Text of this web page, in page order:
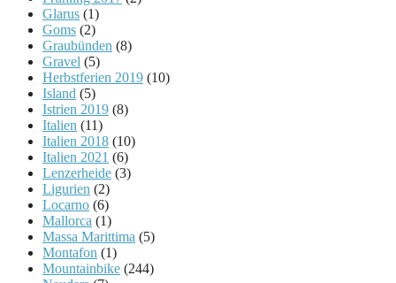
Glarus (1)
Goms (2)
Graubünden (8)
Gravel (5)
Herbstferien 2019 (10)
Island (5)
Istrien 2019 (8)
Italien (11)
Italien 2018 (10)
Italien 2021 (6)
Lenzerheide (3)
Ligurien (2)
Locarno (6)
Mallorca (1)
Massa Marittima (5)
Montafon (1)
Mountainbike (244)